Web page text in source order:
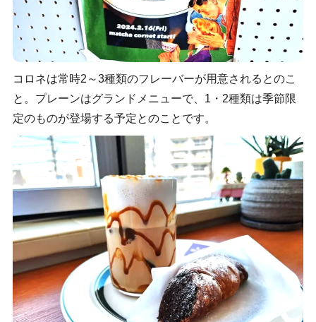
コロネは常時2～3種類のフレーバーが用意されるとのこ
と。プレーンはグランドメニューで、1・2種類は季節限
定のものが登場する予定とのことです。